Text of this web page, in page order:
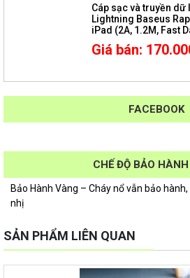
Cáp sạc và truyền dữ
Lightning Baseus
iPad (2A, 1.2M, Fast
Giá bán:
FACEBOOK
CHẾ ĐỘ BẢO
Bảo Hành Vàng – Cháy nổ vẫn bảo
nhị
SẢN PHẨM LIÊN QUAN